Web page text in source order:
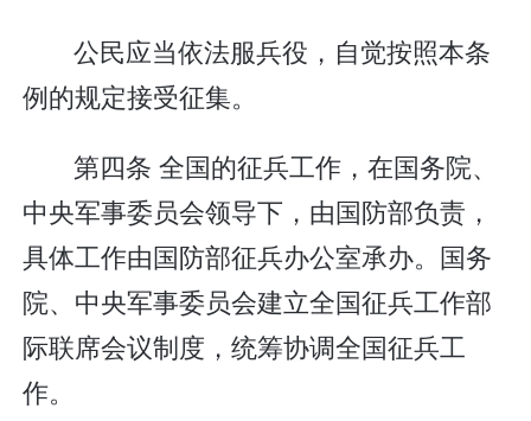
公民应当依法服兵役，自觉按照本条
例的规定接受征集。
第四条 全国的征兵工作，在国务院、
中央军事委员会领导下，由国防部负责，
具体工作由国防部征兵办公室承办。国务
院、中央军事委员会建立全国征兵工作部
际联席会议制度，统筹协调全国征兵工
作。